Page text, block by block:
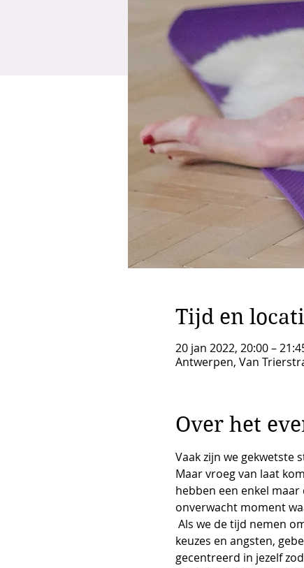
Tijd en
20 jan 2022, 20:00 –
Antwerpen, Van
Over het
Vaak zijn we gekwetste
Maar vroeg van laat
hebben een enkel
onverwacht moment
keuzes en angsten,
gecentreerd in jezelf